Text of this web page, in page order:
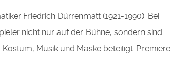
Friedrich Dürrenmatt (1921-1990). Bei
nicht nur auf der Bühne, sondern sind
Musik und Maske beteiligt. Premiere